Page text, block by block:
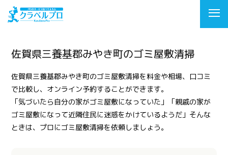
佐賀県三養基郡みやき町のゴミ屋敷清掃
佐賀県三養基郡みやき町のゴミ屋敷清掃を料金や相場、口コミ
で比較し、オンライン予約することができます。
「気づいたら自分の家がゴミ屋敷になっていた」「親戚の家が
ゴミ屋敷になって近隣住民に迷惑をかけているようだ」そんな
ときは、プロにゴミ屋敷清掃を依頼しましょう。